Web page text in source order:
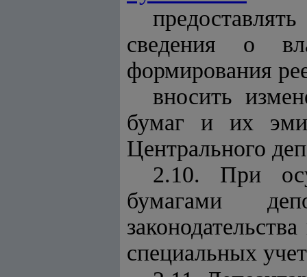
сведения о
формирования
вносить
бумаг и их
Центрального
2.10. При
бумагами
специальных